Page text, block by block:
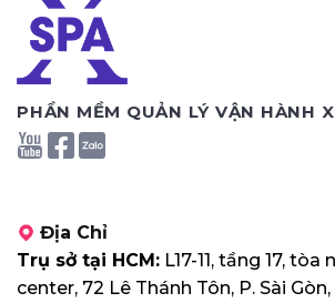
PHẦN MỀM QUẢN LÝ VẬN HÀNH
Địa Chỉ
Trụ sở tại HCM: L17-11, tầng 17, tòa
center, 72 Lê Thánh Tôn, P. Sài Gòn,